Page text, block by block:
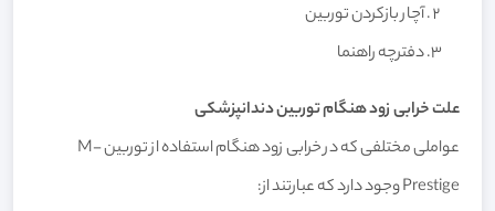
آچار بازکردن توربین
دفترچه راهنما
علت خرابی زود هنگام توربین دندانپزشکی
عواملی مختلفی که در خرابی زود هنگام استفاده از توربین M-
Prestige وجود دارد که عبارتند از: